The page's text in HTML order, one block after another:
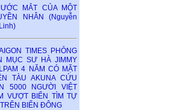
MẮT CỦA MỘT
NHÂN (Nguyễn
TIMES PHỎNG
MỤC SƯ HÀ JIMMY
4 NĂM CÓ MẶT
TÀU AKUNA CỨU
5000 NGƯỜI VIỆT
VƯỢT BIỂN TÌM TỰ
BIỂN ĐÔNG